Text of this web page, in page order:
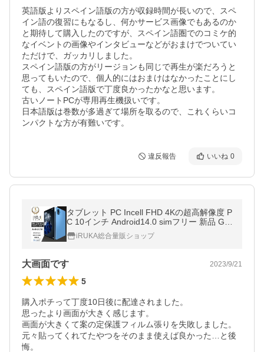
英語版よりスペイン語版の方が収録時間が長いので、スペ
イン語の復習にもなるし、何かサービス画像でもあるのか
と期待して購入したのですが、スペイン語圏でのコミケ的
なイベントの画像やインタビューなどがおまけでついてい
ただけで、ガッカリしました。
スペイン語版の方がリージョンも同じで再生が楽だろうと
思ってもいたので、個人的にはおまけはなかったことにし
ても、スペイン語版で丁度良かったかなと思います。
古いノートPCが専用再生機扱いです。
日本語版は巻数が多過ぎて場所を取るので、これくらいコ
ンパクトな方が有難いです。
違反報告 いいね 0
タブレット PC Incell FHD 4Kの超高解像度 P
C 10インチ Android14.0 simフリー 新品 GP
S 3480*2160 IPS液晶 simフリー 軽量 ネット
授業 人気 おすすめ
iRUKA総合量販ショップ
大画面です 2023/9/21
5
購入ポチって丁度10日後に配達されました。
思ったより画面が大きく感じます。
画面が大きくて案の定保護フィルム張りを失敗しました。
元々貼ってくれてたやつをそのまま使えば良かった…と後
悔。